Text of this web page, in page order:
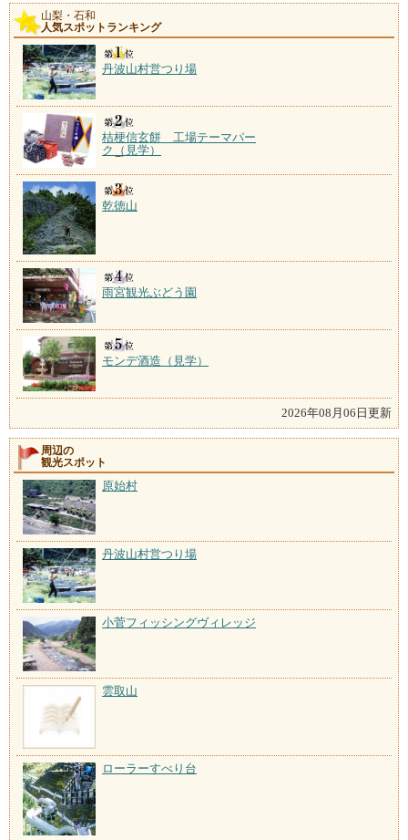
山梨・石和
人気スポットランキング
丹波山村営つり場
桔梗信玄餅 工場テーマパー
ク（見学）
乾徳山
雨宮観光ぶどう園
モンデ酒造（見学）
2026年08月06日更新
周辺の
観光スポット
原始村
丹波山村営つり場
小菅フィッシングヴィレッジ
雲取山
ローラーすべり台